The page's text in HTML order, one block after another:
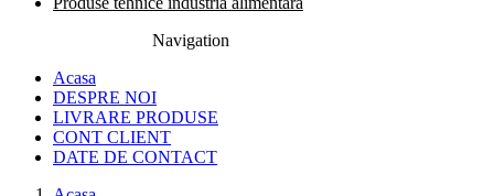
Navigation
Acasa
DESPRE NOI
LIVRARE PRODUSE
CONT CLIENT
DATE DE CONTACT